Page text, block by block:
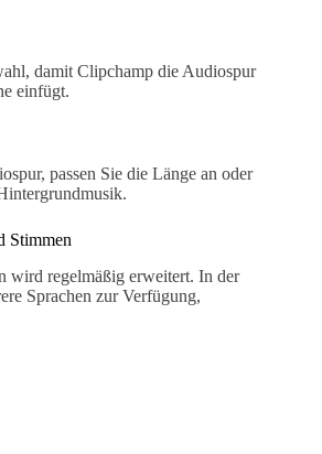
damit Clipchamp die Audiospur
einfügt.
passen Sie die Länge an oder
Stimmen
wird regelmäßig erweitert. In der
Sprachen zur Verfügung,